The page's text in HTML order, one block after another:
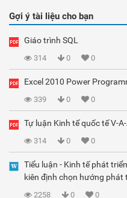
Gợi ý tài liệu cho bạn
Giáo trình SQL
314 0 0
Excel 2010 Power
339 0 0
Tự luận Kinh tế quốc tế V-
314 0 0
Tiểu luận - Kinh tế phát
kiên định chọn hướng
2258 0 0